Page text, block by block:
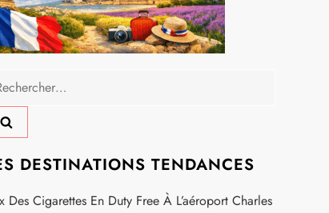
:
DESTINATIONS TENDANCES
Des Cigarettes En Duty Free À L’aéroport Charles